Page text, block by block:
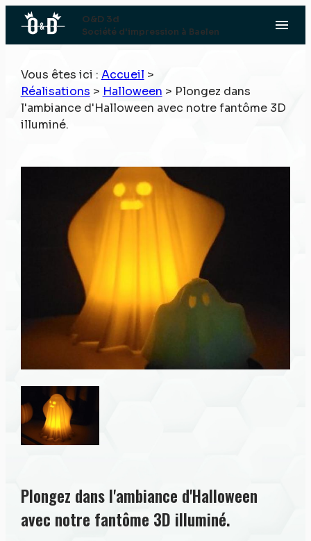
O&D 3d
Société d'impression à Baelen menu
Vous êtes ici : Accueil >
Réalisations > Halloween > Plongez dans
l'ambiance d'Halloween avec notre fantôme 3D
illuminé.
Plongez dans l'ambiance d'Halloween
avec notre fantôme 3D illuminé.
Panneau de gestion des cookies